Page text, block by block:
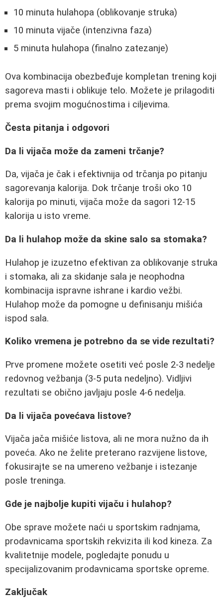
10 minuta hulahopa (oblikovanje struka)
10 minuta vijače (intenzivna faza)
5 minuta hulahopa (finalno zatezanje)
Ova kombinacija obezbeđuje kompletan trening koji
sagoreva masti i oblikuje telo. Možete je prilagoditi
prema svojim mogućnostima i ciljevima.
Česta pitanja i odgovori
Da li vijača može da zameni trčanje?
Da, vijača je čak i efektivnija od trčanja po pitanju
sagorevanja kalorija. Dok trčanje troši oko 10
kalorija po minuti, vijača može da sagori 12-15
kalorija u isto vreme.
Da li hulahop može da skine salo sa stomaka?
Hulahop je izuzetno efektivan za oblikovanje struka
i stomaka, ali za skidanje sala je neophodna
kombinacija ispravne ishrane i kardio vežbi.
Hulahop može da pomogne u definisanju mišića
ispod sala.
Koliko vremena je potrebno da se vide rezultati?
Prve promene možete osetiti već posle 2-3 nedelje
redovnog vežbanja (3-5 puta nedeljno). Vidljivi
rezultati se obično javljaju posle 4-6 nedelja.
Da li vijača povećava listove?
Vijača jača mišiće listova, ali ne mora nužno da ih
poveća. Ako ne želite preterano razvijene listove,
fokusirajte se na umereno vežbanje i istezanje
posle treninga.
Gde je najbolje kupiti vijaču i hulahop?
Obe sprave možete naći u sportskim radnjama,
prodavnicama sportskih rekvizita ili kod kineza. Za
kvalitetnije modele, pogledajte ponudu u
specijalizovanim prodavnicama sportske opreme.
Zaključak